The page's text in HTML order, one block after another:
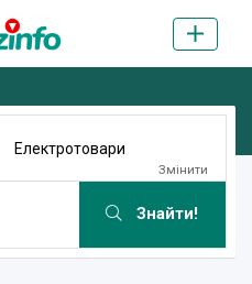
Eлектротовари
Змінити
Знайти!